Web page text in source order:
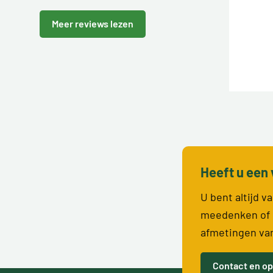
Meer reviews lezen
Heeft u een
U bent altijd
meedenken
afmetingen
Contact en